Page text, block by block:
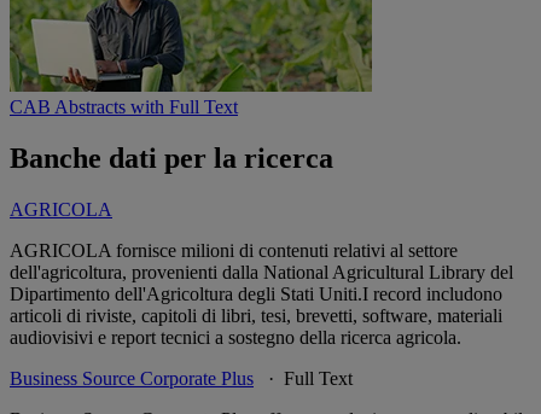
CAB Abstracts with Full Text
Banche dati per la ricerca
AGRICOLA
AGRICOLA fornisce milioni di contenuti relativi al settore
dell'agricoltura, provenienti dalla National Agricultural Library del
Dipartimento dell'Agricoltura degli Stati Uniti.I record includono
articoli di riviste, capitoli di libri, tesi, brevetti, software, materiali
audiovisivi e report tecnici a sostegno della ricerca agricola.
Business Source Corporate Plus
· Full Text